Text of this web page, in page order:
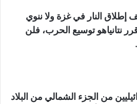
إطلاق النار في غزة ولا ننوي
نتانياهو توسيع الحرب، فلن
من الجزء الشمالي من البلاد